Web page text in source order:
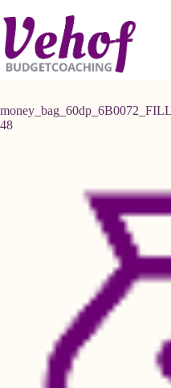
naar
de
inhoud
48